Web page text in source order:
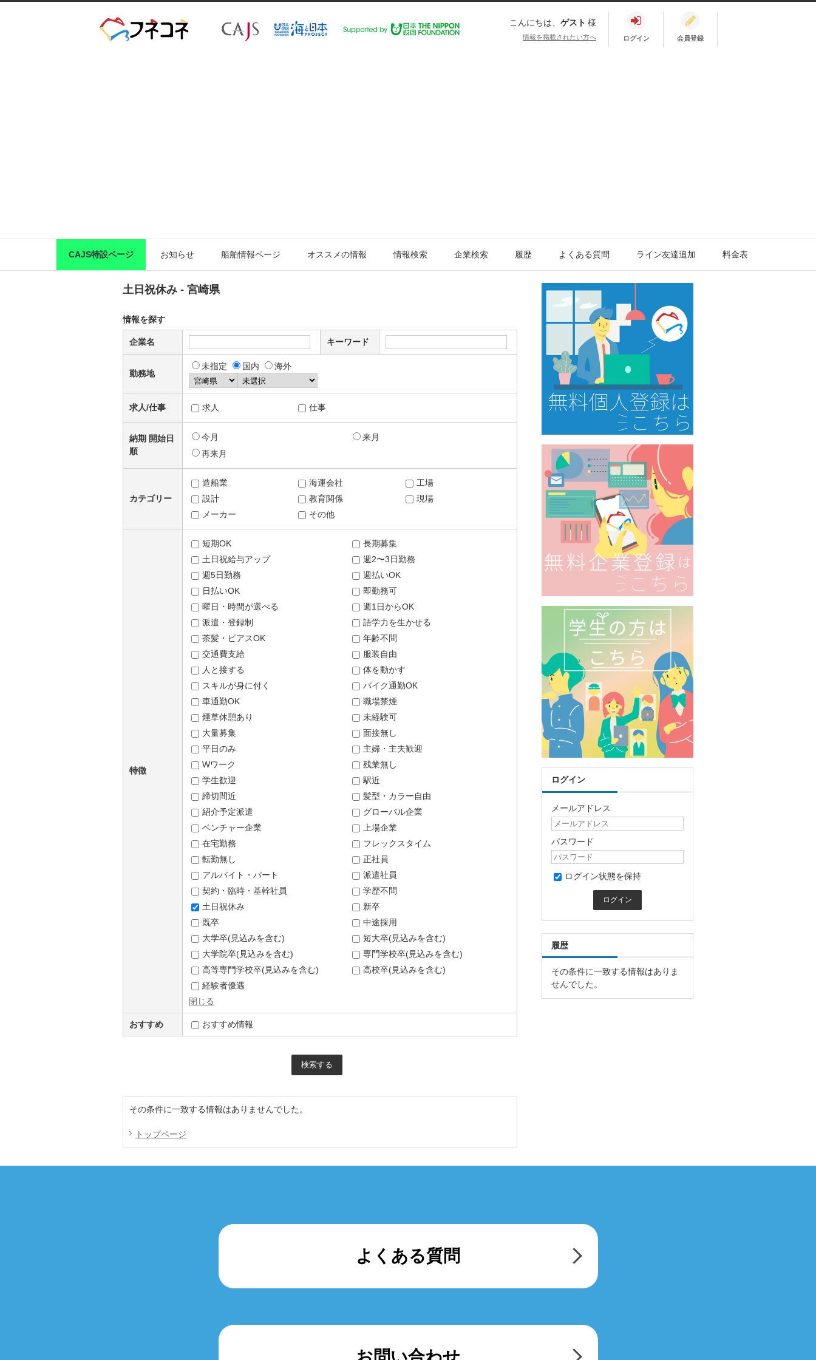
こんにちは、 ゲスト 様
情報を掲載されたい方へ ログイン 会員登録
CAJS特設ページ お知らせ 船舶情報ページ オススメの情報 情報検索 企業検索 履歴 よくある質問 ライン友達追加 料金表
土日祝休み - 宮崎県
情報を探す
企業名 キーワード
勤務地
未指定 国内 海外
求人/仕事 求人 仕事
納期 開始日
順
今月
来月
再来月
カテゴリー
造船業 海運会社
工場
設計
教育関係
現場
メーカー
その他
特徴
短期OK
長期募集
土日祝給与アップ
週2〜3日勤務
週5日勤務
週払いOK
日払いOK
即勤務可
曜日・時間が選べる
週1日からOK
派遣・登録制
語学力を生かせる
茶髪・ピアスOK
年齢不問
交通費支給
服装自由
人と接する
体を動かす
スキルが身に付く
バイク通勤OK
車通勤OK
職場禁煙
煙草休憩あり
未経験可
大量募集
面接無し
平日のみ
主婦・主夫歓迎
Wワーク
残業無し
学生歓迎
駅近
締切間近
髪型・カラー自由
紹介予定派遣
グローバル企業
ベンチャー企業
上場企業
在宅勤務
フレックスタイム
転勤無し
正社員
アルバイト・パート
派遣社員
契約・臨時・基幹社員
学歴不問
土日祝休み
新卒
既卒
中途採用
大学卒(見込みを含む)
短大卒(見込みを含む)
大学院卒(見込みを含む)
専門学校卒(見込みを含む)
高等専門学校卒(見込みを含む)
高校卒(見込みを含む)
経験者優遇
閉じる
おすすめ おすすめ情報
その条件に一致する情報はありませんでした。
トップページ
ログイン
メールアドレス
パスワード
ログイン状態を保持
履歴
その条件に一致する情報はありま
せんでした。
よくある質問